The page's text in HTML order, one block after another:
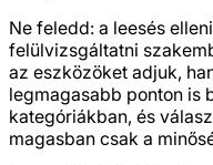
Ne feledd: a leesés
felülvizsgáltatni
az eszközöket adjuk,
legmagasabb ponton is
kategóriákban, és
magasban csak a